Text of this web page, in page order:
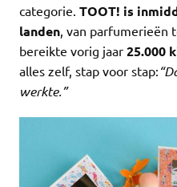
categorie. TOOT! is
landen, van parfumerieën
bereikte vorig jaar 25.000
alles zelf, stap voor stap:
werkte.”